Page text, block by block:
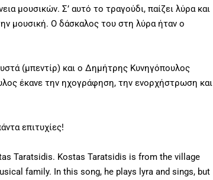
μουσικών. Σ’ αυτό το τραγούδι, παίζει λύρα και
μουσική. Ο δάσκαλος του στη λύρα ήταν ο
(μπεντίρ) και ο Δημήτρης Κυνηγόπουλος
έκανε την ηχογράφηση, την ενορχήστρωση και
επιτυχίες!
Taratsidis. Kostas Taratsidis is from the village
family. In this song, he plays lyra and sings, but